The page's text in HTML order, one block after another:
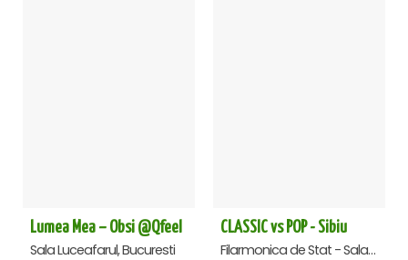
Lumea Mea – Obsi @Qfeel
Sala Luceafarul, Bucuresti
CLASSIC vs POP - Sibiu
Filarmonica de Stat - Sala Thalia, Sibiu